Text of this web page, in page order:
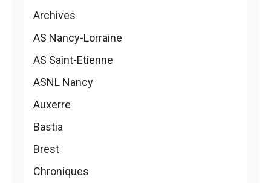
Archives
AS Nancy-Lorraine
AS Saint-Etienne
ASNL Nancy
Auxerre
Bastia
Brest
Chroniques